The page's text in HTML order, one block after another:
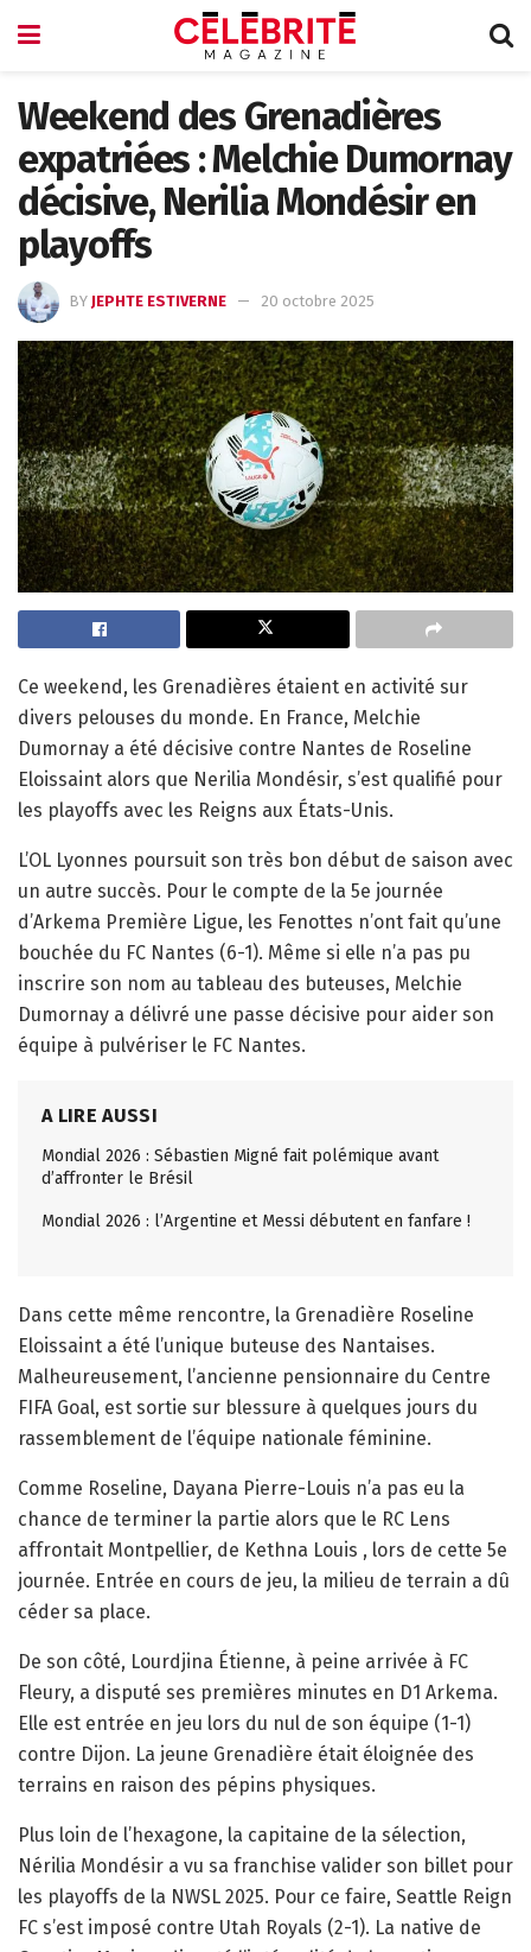
Weekend des Grenadières
expatriées : Melchie Dumornay
décisive, Nerilia Mondésir en
playoffs
BY JEPHTE ESTIVERNE 20 octobre 2025
Ce weekend, les Grenadières étaient en activité sur
divers pelouses du monde. En France, Melchie
Dumornay a été décisive contre Nantes de Roseline
Eloissaint alors que Nerilia Mondésir, s’est qualifié pour
les playoffs avec les Reigns aux États-Unis.
L’OL Lyonnes poursuit son très bon début de saison avec
un autre succès. Pour le compte de la 5e journée
d’Arkema Première Ligue, les Fenottes n’ont fait qu’une
bouchée du FC Nantes (6-1). Même si elle n’a pas pu
inscrire son nom au tableau des buteuses, Melchie
Dumornay a délivré une passe décisive pour aider son
équipe à pulvériser le FC Nantes.
A LIRE AUSSI
Mondial 2026 : Sébastien Migné fait polémique avant
d’affronter le Brésil
Mondial 2026 : l’Argentine et Messi débutent en fanfare !
Dans cette même rencontre, la Grenadière Roseline
Eloissaint a été l’unique buteuse des Nantaises.
Malheureusement, l’ancienne pensionnaire du Centre
FIFA Goal, est sortie sur blessure à quelques jours du
rassemblement de l’équipe nationale féminine.
Comme Roseline, Dayana Pierre-Louis n’a pas eu la
chance de terminer la partie alors que le RC Lens
affrontait Montpellier, de Kethna Louis , lors de cette 5e
journée. Entrée en cours de jeu, la milieu de terrain a dû
céder sa place.
De son côté, Lourdjina Étienne, à peine arrivée à FC
Fleury, a disputé ses premières minutes en D1 Arkema.
Elle est entrée en jeu lors du nul de son équipe (1-1)
contre Dijon. La jeune Grenadière était éloignée des
terrains en raison des pépins physiques.
Plus loin de l’hexagone, la capitaine de la sélection,
Nérilia Mondésir a vu sa franchise valider son billet pour
les playoffs de la NWSL 2025. Pour ce faire, Seattle Reign
FC s’est imposé contre Utah Royals (2-1). La native de